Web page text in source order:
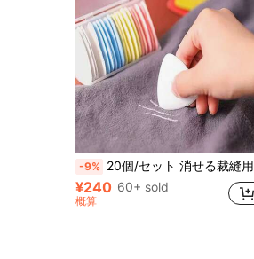
-9% 20個/セット 消せる裁縫用チョークマーキングペン - 縫製と針仕事に最適、ランダムカラー
¥240 60+ sold
概算